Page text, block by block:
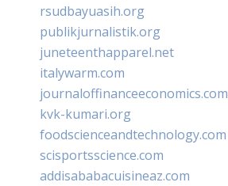
rsudbayuasih.org
publikjurnalistik.org
juneteenthapparel.net
italywarm.com
journaloffinanceeconomics.com
kvk-kumari.org
foodscienceandtechnology.com
scisportsscience.com
addisababacuisineaz.com